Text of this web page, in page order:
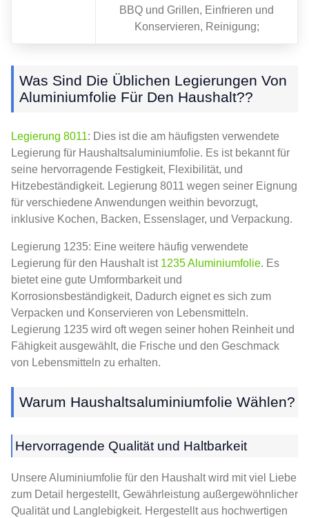
BBQ und Grillen, Einfrieren und
Konservieren, Reinigung;
Was Sind Die Üblichen Legierungen Von
Aluminiumfolie Für Den Haushalt??
Legierung 8011: Dies ist die am häufigsten verwendete
Legierung für Haushaltsaluminiumfolie. Es ist bekannt für
seine hervorragende Festigkeit, Flexibilität, und
Hitzebeständigkeit. Legierung 8011 wegen seiner Eignung
für verschiedene Anwendungen weithin bevorzugt,
inklusive Kochen, Backen, Essenslager, und Verpackung.
Legierung 1235: Eine weitere häufig verwendete
Legierung für den Haushalt ist 1235 Aluminiumfolie. Es
bietet eine gute Umformbarkeit und
Korrosionsbeständigkeit, Dadurch eignet es sich zum
Verpacken und Konservieren von Lebensmitteln.
Legierung 1235 wird oft wegen seiner hohen Reinheit und
Fähigkeit ausgewählt, die Frische und den Geschmack
von Lebensmitteln zu erhalten.
Warum Haushaltsaluminiumfolie Wählen?
Hervorragende Qualität und Haltbarkeit
Unsere Aluminiumfolie für den Haushalt wird mit viel Liebe
zum Detail hergestellt, Gewährleistung außergewöhnlicher
Qualität und Langlebigkeit. Hergestellt aus hochwertigen